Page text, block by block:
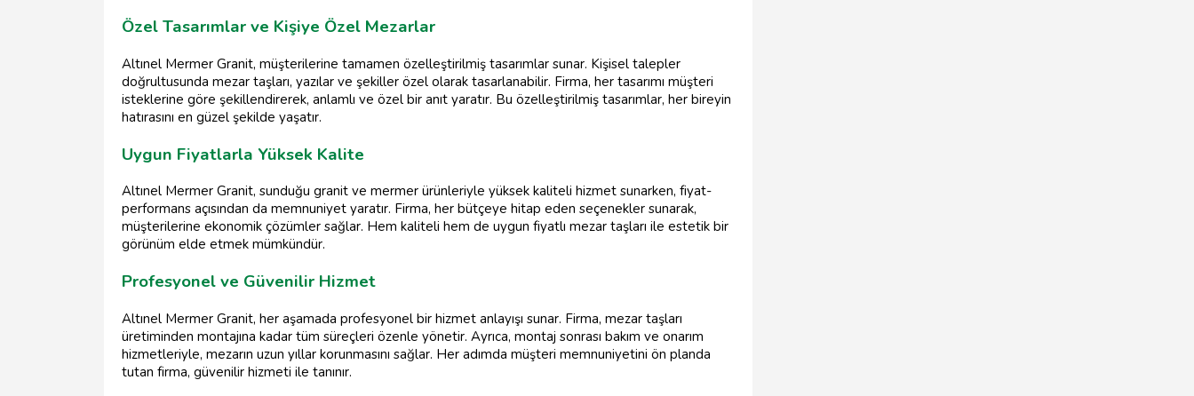
Özel Tasarımlar ve Kişiye Özel Mezarlar
Altınel Mermer Granit, müşterilerine tamamen özelleştirilmiş tasarımlar sunar. Kişisel talepler
doğrultusunda mezar taşları, yazılar ve şekiller özel olarak tasarlanabilir. Firma, her tasarımı müşteri
isteklerine göre şekillendirerek, anlamlı ve özel bir anıt yaratır. Bu özelleştirilmiş tasarımlar, her bireyin
hatırasını en güzel şekilde yaşatır.
Uygun Fiyatlarla Yüksek Kalite
Altınel Mermer Granit, sunduğu granit ve mermer ürünleriyle yüksek kaliteli hizmet sunarken, fiyat-
performans açısından da memnuniyet yaratır. Firma, her bütçeye hitap eden seçenekler sunarak,
müşterilerine ekonomik çözümler sağlar. Hem kaliteli hem de uygun fiyatlı mezar taşları ile estetik bir
görünüm elde etmek mümkündür.
Profesyonel ve Güvenilir Hizmet
Altınel Mermer Granit, her aşamada profesyonel bir hizmet anlayışı sunar. Firma, mezar taşları
üretiminden montajına kadar tüm süreçleri özenle yönetir. Ayrıca, montaj sonrası bakım ve onarım
hizmetleriyle, mezarın uzun yıllar korunmasını sağlar. Her adımda müşteri memnuniyetini ön planda
tutan firma, güvenilir hizmeti ile tanınır.